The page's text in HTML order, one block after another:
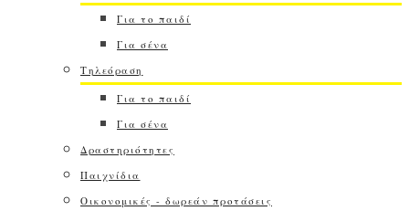
Για το παιδί
Για σένα
Τηλεόραση
Για το παιδί
Για σένα
Δραστηριότητες
Παιχνίδια
Οικονομικές - δωρεάν προτάσεις